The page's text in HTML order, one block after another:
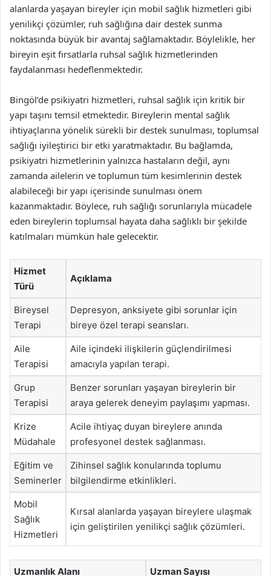
alanlarda yaşayan bireyler için mobil sağlık hizmetleri gibi
yenilikçi çözümler, ruh sağlığına dair destek sunma
noktasında büyük bir avantaj sağlamaktadır. Böylelikle, her
bireyin eşit fırsatlarla ruhsal sağlık hizmetlerinden
faydalanması hedeflenmektedir.
Bingöl’de psikiyatri hizmetleri, ruhsal sağlık için kritik bir
yapı taşını temsil etmektedir. Bireylerin mental sağlık
ihtiyaçlarına yönelik sürekli bir destek sunulması, toplumsal
sağlığı iyileştirici bir etki yaratmaktadır. Bu bağlamda,
psikiyatri hizmetlerinin yalnızca hastaların değil, aynı
zamanda ailelerin ve toplumun tüm kesimlerinin destek
alabileceği bir yapı içerisinde sunulması önem
kazanmaktadır. Böylece, ruh sağlığı sorunlarıyla mücadele
eden bireylerin toplumsal hayata daha sağlıklı bir şekilde
katılmaları mümkün hale gelecektir.
Hizmet
Türü
Açıklama
Bireysel
Terapi
Depresyon, anksiyete gibi sorunlar için
bireye özel terapi seansları.
Aile
Terapisi
Aile içindeki ilişkilerin güçlendirilmesi
amacıyla yapılan terapi.
Grup
Terapisi
Benzer sorunları yaşayan bireylerin bir
araya gelerek deneyim paylaşımı yapması.
Krize
Müdahale
Acile ihtiyaç duyan bireylere anında
profesyonel destek sağlanması.
Eğitim ve
Seminerler
Zihinsel sağlık konularında toplumu
bilgilendirme etkinlikleri.
Mobil
Sağlık
Hizmetleri
Kırsal alanlarda yaşayan bireylere ulaşmak
için geliştirilen yenilikçi sağlık çözümleri.
Uzmanlık Alanı Uzman Sayısı